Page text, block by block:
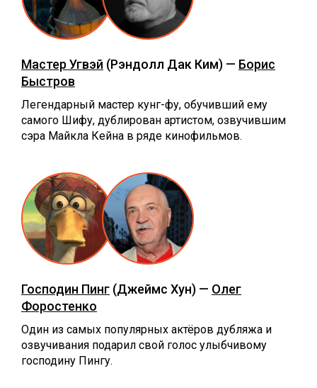
Мастер Угвэй (Рэндолл Дак Ким) — Борис
Быстров
Легендарный мастер кунг-фу, обучивший ему
самого Шифу, дублирован артистом, озвучившим
сэра Майкла Кейна в ряде кинофильмов.
Господин Пинг (Джеймс Хун) — Олег
Форостенко
Один из самых популярных актёров дубляжа и
озвучивания подарил свой голос улыбчивому
господину Пингу.